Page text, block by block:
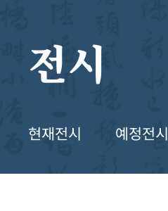
전시
현재전시 예정전시